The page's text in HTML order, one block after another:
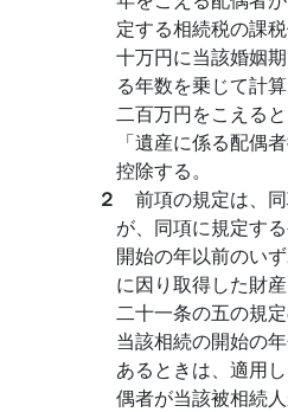
定する相続税の課
十万円に当該婚姻
る年数を乗じて計
二百万円をこえる
「遺産に係る配偶
控除する。
２ 前項の規定は、
が、同項に規定す
開始の年以前のい
に因り取得した財
二十一条の五の規
当該相続の開始の
あるときは、適用
偶者が当該被相続